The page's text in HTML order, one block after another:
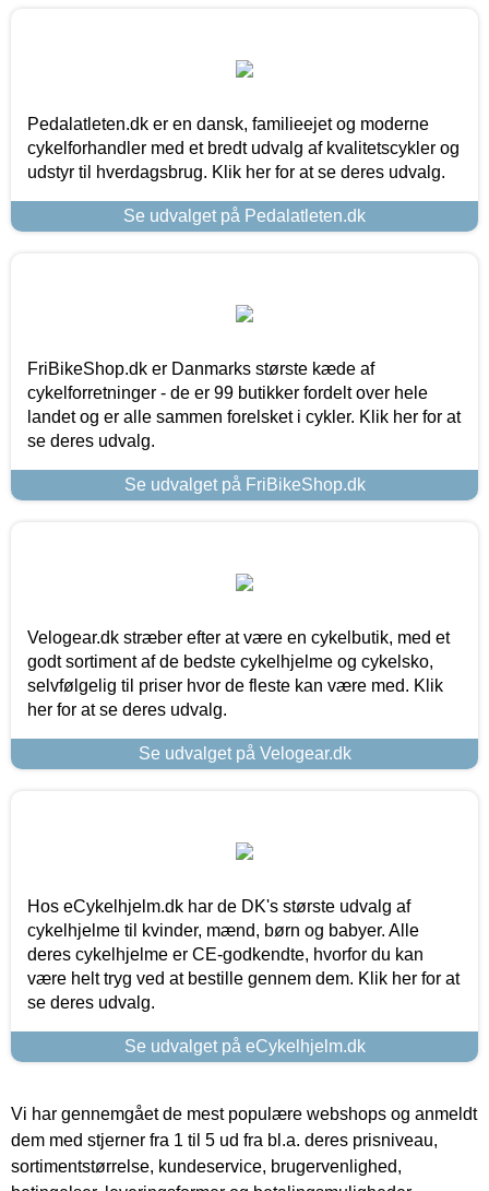
Pedalatleten.dk er en dansk, familieejet og moderne
cykelforhandler med et bredt udvalg af kvalitetscykler og
udstyr til hverdagsbrug. Klik her for at se deres udvalg.
Se udvalget på Pedalatleten.dk
FriBikeShop.dk er Danmarks største kæde af
cykelforretninger - de er 99 butikker fordelt over hele
landet og er alle sammen forelsket i cykler. Klik her for at
se deres udvalg.
Se udvalget på FriBikeShop.dk
Velogear.dk stræber efter at være en cykelbutik, med et
godt sortiment af de bedste cykelhjelme og cykelsko,
selvfølgelig til priser hvor de fleste kan være med. Klik
her for at se deres udvalg.
Se udvalget på Velogear.dk
Hos eCykelhjelm.dk har de DK's største udvalg af
cykelhjelme til kvinder, mænd, børn og babyer. Alle
deres cykelhjelme er CE-godkendte, hvorfor du kan
være helt tryg ved at bestille gennem dem. Klik her for at
se deres udvalg.
Se udvalget på eCykelhjelm.dk
Vi har gennemgået de mest populære webshops og anmeldt
dem med stjerner fra 1 til 5 ud fra bl.a. deres prisniveau,
sortimentstørrelse, kundeservice, brugervenlighed,